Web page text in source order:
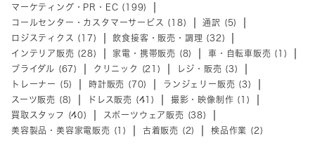
マーケティング・PR・EC (199)
コールセンター・カスタマーサービス (18)
通訳 (5)
ロジスティクス (17)
飲食接客・販売・調理 (32)
インテリア販売 (28)
家電・携帯販売 (8)
車・自転車販売 (1)
ブライダル (67)
クリニック (21)
レジ・販売 (3)
トレーナー (5)
時計販売 (70)
ランジェリー販売 (3)
スーツ販売 (8)
ドレス販売 (41)
撮影・映像制作 (1)
買取スタッフ (40)
スポーツウェア販売 (38)
美容製品・美容家電販売 (1)
古着販売 (2) 検品作業 (2)